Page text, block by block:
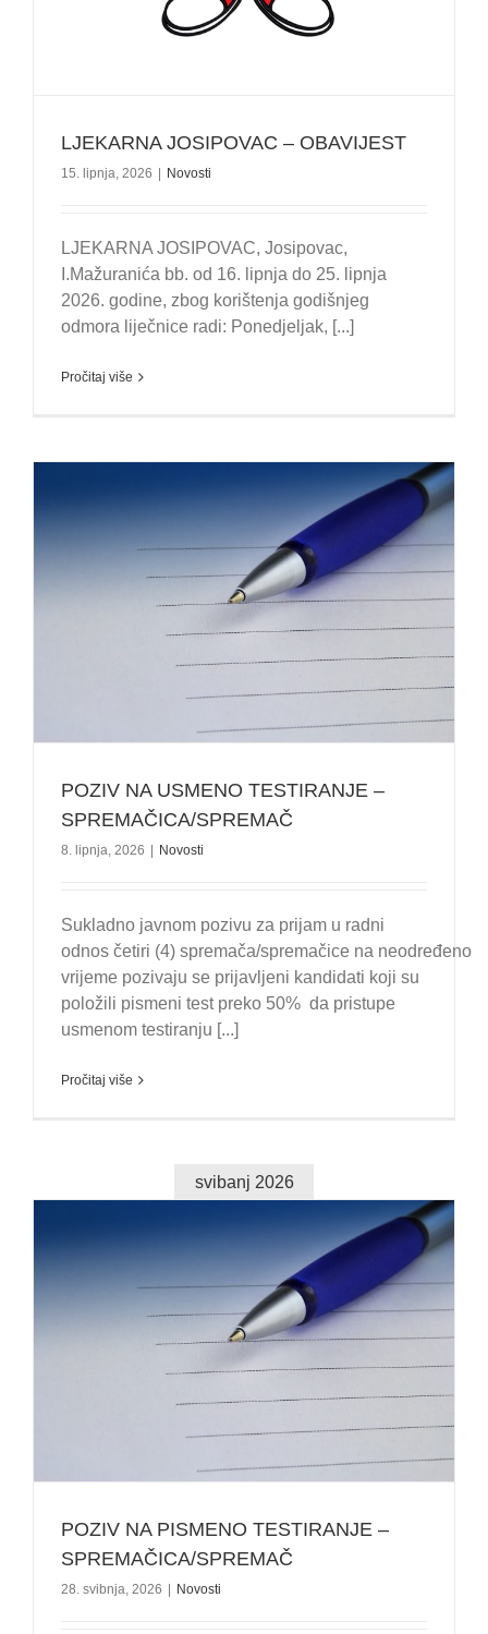
LJEKARNA JOSIPOVAC – OBAVIJEST
15. lipnja, 2026 | Novosti
LJEKARNA JOSIPOVAC, Josipovac,
I.Mažuranića bb. od 16. lipnja do 25. lipnja
2026. godine, zbog korištenja godišnjeg
odmora liječnice radi: Ponedjeljak, [...]
Pročitaj više
POZIV NA USMENO TESTIRANJE –
SPREMAČICA/SPREMAČ
8. lipnja, 2026 Novosti
Sukladno javnom pozivu za prijam u radni
odnos četiri (4) spremača/spremačice na neodređeno
vrijeme pozivaju se prijavljeni kandidati koji su
položili pismeni test preko 50% da pristupe
usmenom testiranju [...]
Pročitaj više
svibanj 2026
POZIV NA PISMENO TESTIRANJE –
SPREMAČICA/SPREMAČ
28. svibnja, 2026 | Novosti